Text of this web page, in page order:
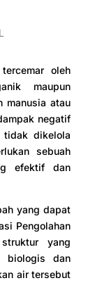
oleh
maupun
manusia atau
negatif
tidak dikelola
sebuah
efektif dan
yang dapat
Pengolahan
yang
biologis dan
air tersebut